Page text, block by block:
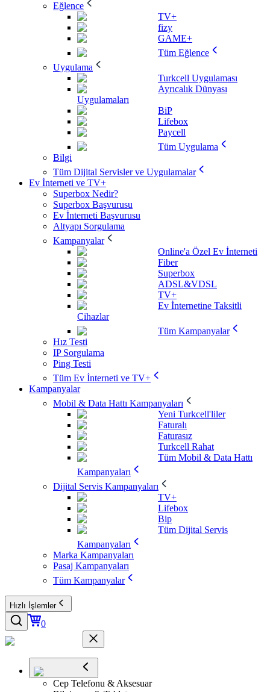
Eğlence
TV+
fizy
GAME+
Tüm Eğlence
Uygulama
Turkcell Uygulaması
Ayrıcalık Dünyası
Uygulamaları
BiP
Lifebox
Paycell
Tüm Uygulama
Bilgi
Tüm Dijital Servisler ve Uygulamalar
Ev İnterneti ve TV+
Superbox Nedir?
Superbox Başvurusu
Ev İnterneti Başvurusu
Altyapı Sorgulama
Kampanyalar
Online'a Özel Ev İnterneti
Fiber
Superbox
ADSL&VDSL
TV+
Ev İnternetine Taksitli
Cihazlar
Tüm Kampanyalar
Hız Testi
IP Sorgulama
Ping Testi
Tüm Ev İnterneti ve TV+
Kampanyalar
Mobil & Data Hattı Kampanyaları
Yeni Turkcell'liler
Faturalı
Faturasız
Turkcell Rahat
Tüm Mobil & Data Hattı
Kampanyaları
Dijital Servis Kampanyaları
TV+
Lifebox
Bip
Tüm Dijital Servis
Kampanyaları
Marka Kampanyaları
Pasaj Kampanyaları
Tüm Kampanyalar
Hızlı İşlemler
0
Cep Telefonu & Aksesuar